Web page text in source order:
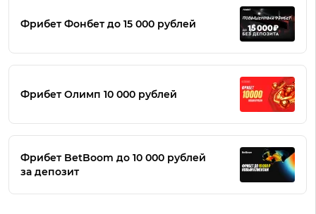
Фрибет Фонбет до 15 000 рублей
Фрибет Олимп 10 000 рублей
Фрибет BetBoom до 10 000 рублей
за депозит